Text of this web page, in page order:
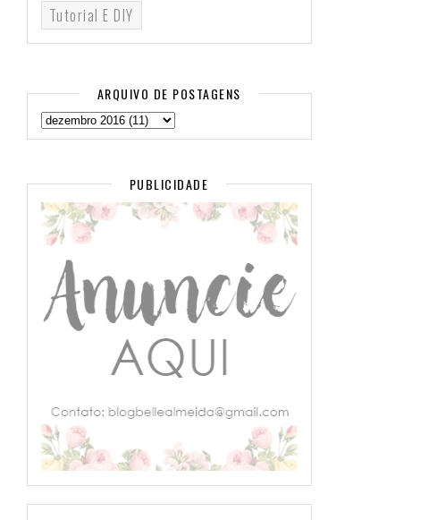
Tutorial E DIY
ARQUIVO DE POSTAGENS
PUBLICIDADE